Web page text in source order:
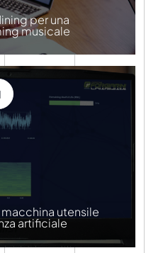
per una
musicale
utensile
artificiale